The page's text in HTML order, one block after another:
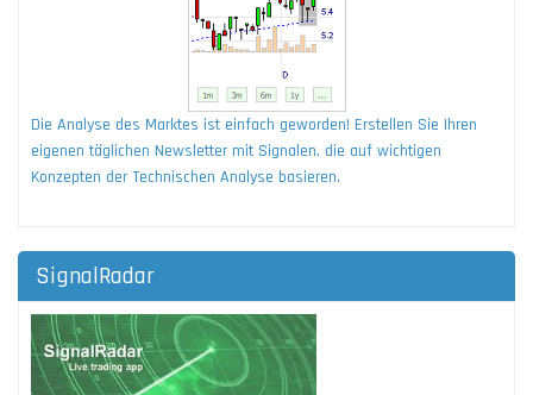
Die Analyse des Marktes ist einfach geworden! Erstellen Sie Ihren
eigenen täglichen Newsletter mit Signalen, die auf wichtigen
Konzepten der Technischen Analyse basieren.
SignalRadar